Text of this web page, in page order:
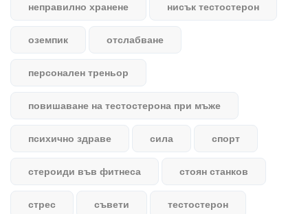
неправилно хранене нисък тестостерон
оземпик отслабване
персонален треньор
повишаване на тестостерона при мъже
психично здраве сила спорт
стероиди във фитнеса стоян станков
стрес съвети тестостерон